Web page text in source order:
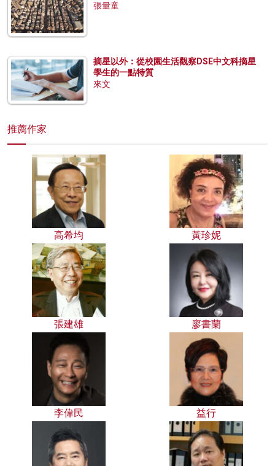
張量童
摘星以外：從校園生活觀察DSE中文科摘星
學生的一點特質
來文
推薦作家
高希均 黃珍妮
張建雄 廖書蘭
李偉民 益行